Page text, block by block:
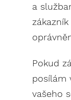
a
Pokud
posílám
vašeho